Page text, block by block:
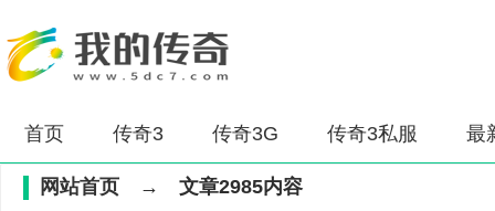
首页 传奇3 传奇3G 传奇3私服 最
网站首页 → 文章2985内容